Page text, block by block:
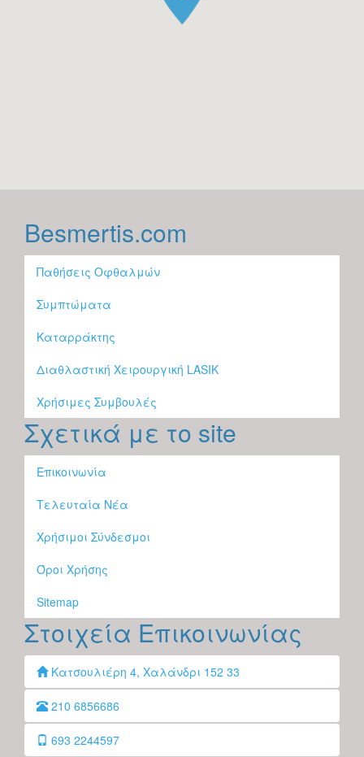
Besmertis.com
Παθήσεις Οφθαλμών
Συμπτώματα
Καταρράκτης
Διαθλαστική Χειρουργική LASIK
Χρήσιμες Συμβουλές
Σχετικά με το site
Επικοινωνία
Τελευταία Νέα
Χρήσιμοι Σύνδεσμοι
Όροι Χρήσης
Sitemap
Στοιχεία Επικοινωνίας
Κατσουλιέρη 4, Χαλάνδρι 152 33
210 6856686
693 2244597